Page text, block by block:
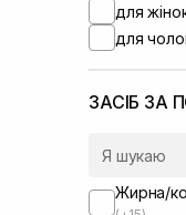
для
для
ЗАСІБ ЗА
Жирна/